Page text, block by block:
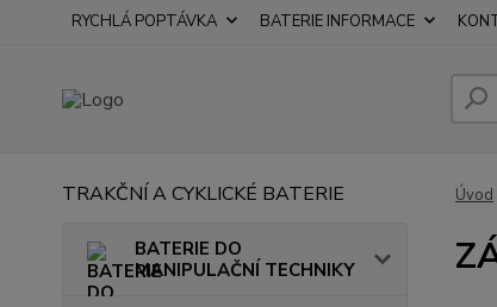
RYCHLÁ POPTÁVKA BATERIE INFORMACE
TRAKČNÍ A CYKLICKÉ BATERIE
BATERIE DO
MANIPULAČNÍ TECHNIKY
Úvod